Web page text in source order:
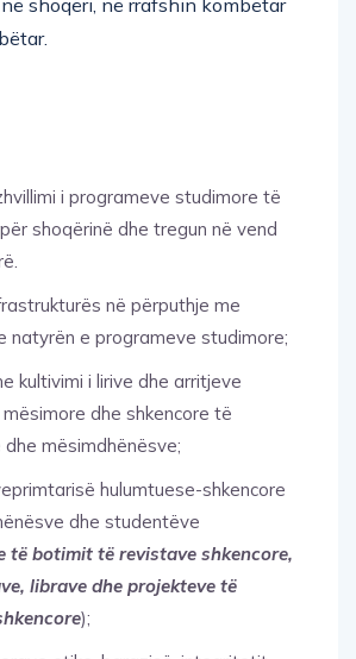
i programeve studimore të
shoqërinë dhe tregun në vend
në përputhje me
natyrën e programeve studimore;
kultivimi i lirive dhe arritjeve
dhe shkencore të
mësimdhënësve;
hulumtuese-shkencore
dhe studentëve
të botimit të revistave shkencore,
librave dhe projekteve të
);